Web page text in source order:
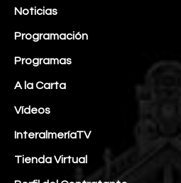
Noticias
Programación
Programas
A la Carta
Vídeos
InteralmeríaTV
Tienda Virtual